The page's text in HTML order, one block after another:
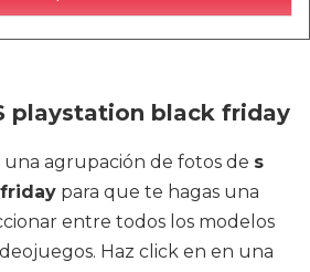
playstation black friday
agrupación de fotos de s
para que te hagas una
entre todos los modelos
Haz click en en una